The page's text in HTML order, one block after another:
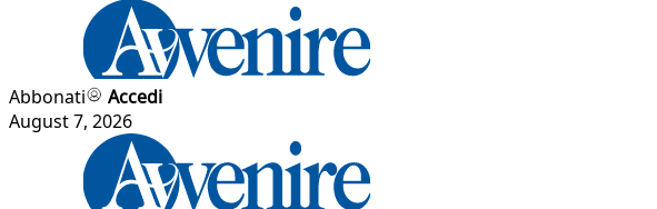
Abbonati
Accedi
August 7, 2026